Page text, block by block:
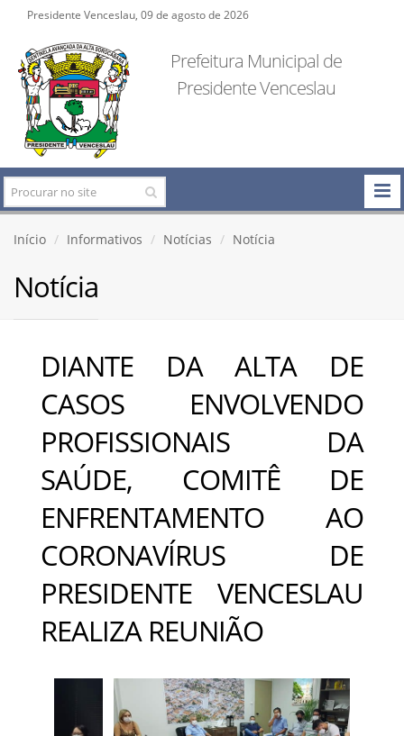
Presidente Venceslau, 09 de agosto de 2026
Prefeitura Municipal de
Presidente Venceslau
Início Informativos Notícias Notícia
Notícia
DIANTE DA ALTA DE
CASOS ENVOLVENDO
PROFISSIONAIS DA
SAÚDE, COMITÊ DE
ENFRENTAMENTO AO
CORONAVÍRUS DE
PRESIDENTE VENCESLAU
REALIZA REUNIÃO